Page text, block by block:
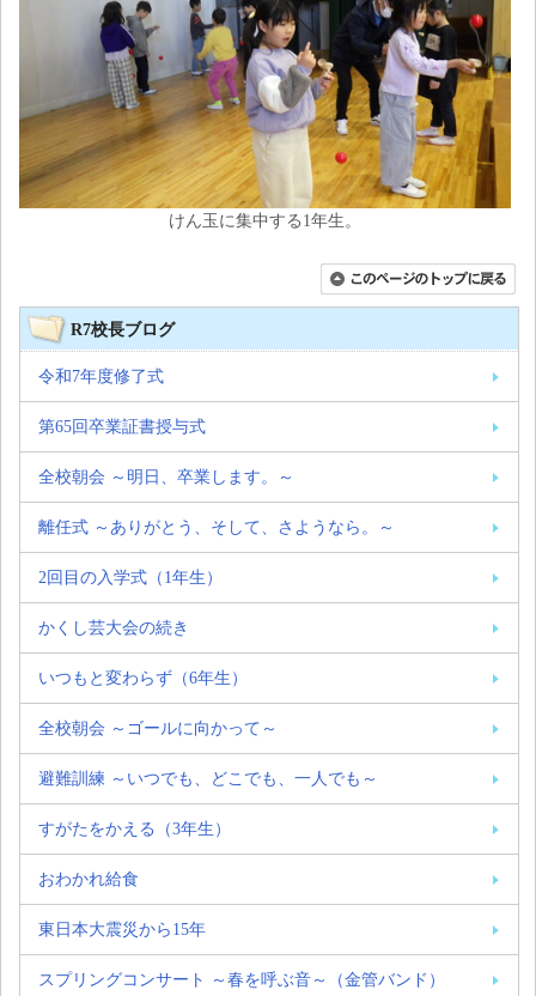
けん玉に集中する1年生。
R7校長ブログ
令和7年度修了式
第65回卒業証書授与式
全校朝会 ～明日、卒業します。～
離任式 ～ありがとう、そして、さようなら。～
2回目の入学式（1年生）
かくし芸大会の続き
いつもと変わらず（6年生）
全校朝会 ～ゴールに向かって～
避難訓練 ～いつでも、どこでも、一人でも～
すがたをかえる（3年生）
おわかれ給食
東日本大震災から15年
スプリングコンサート ～春を呼ぶ音～（金管バンド）